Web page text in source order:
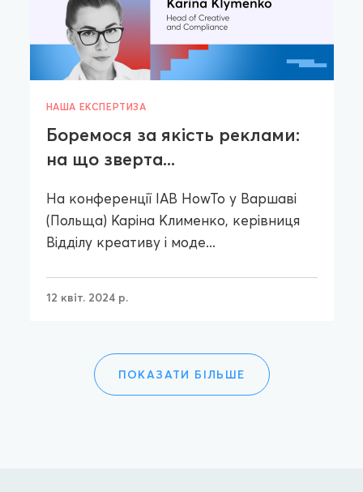
НАША ЕКСПЕРТИЗА
Боремося за якість реклами:
на що зверта...
На конференції IAB HowTo у Варшаві
(Польща) Каріна Клименко, керівниця
Відділу креативу і моде...
12 квіт. 2024 р.
ПОКАЗАТИ БІЛЬШЕ